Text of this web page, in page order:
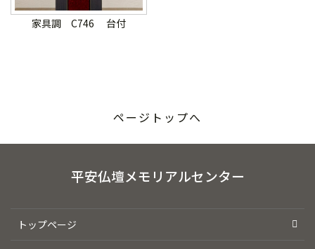
家具調 C746 台付
ページトップへ
平安仏壇メモリアルセンター
トップページ